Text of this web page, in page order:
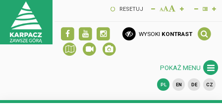
RESETUJ
WYSOKI KONTRAST
POKAŻ MENU
PL EN DE CZ